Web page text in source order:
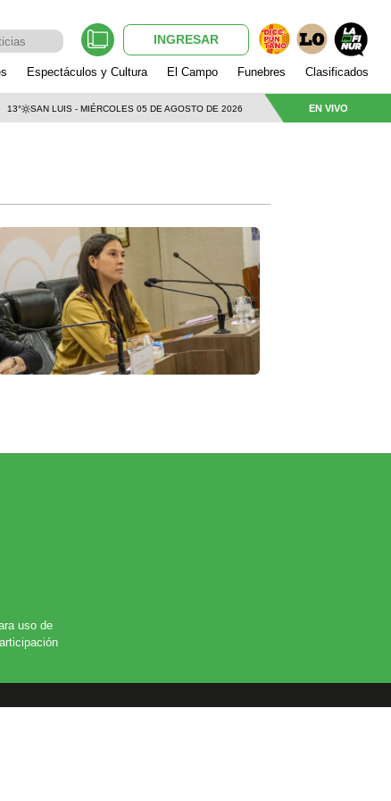
INGRESAR
Espectáculos y Cultura El Campo Funebres Clasificados
13° SAN LUIS - MIÉRCOLES 05 DE AGOSTO DE 2026 EN VIVO
uso de